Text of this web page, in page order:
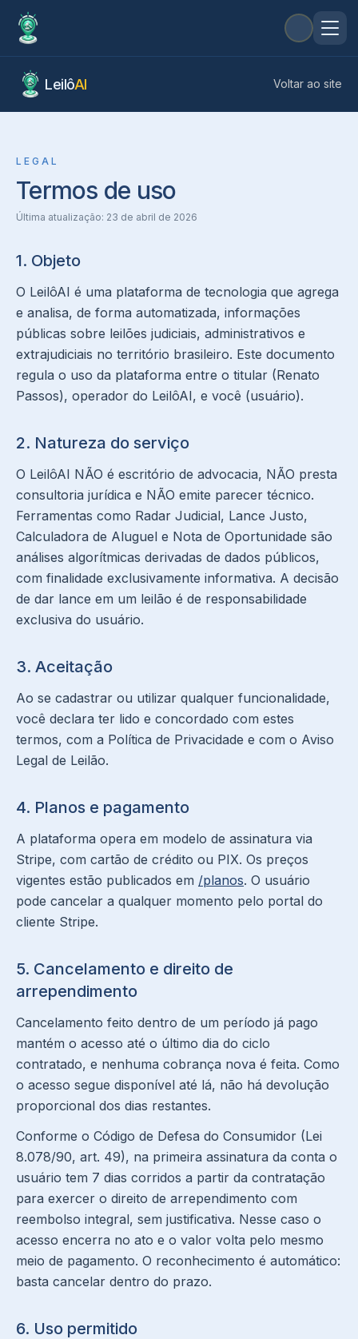
LeilôAI Voltar ao site
LEGAL
Termos de uso
Última atualização: 23 de abril de 2026
1. Objeto
O LeilôAI é uma plataforma de tecnologia que agrega
e analisa, de forma automatizada, informações
públicas sobre leilões judiciais, administrativos e
extrajudiciais no território brasileiro. Este documento
regula o uso da plataforma entre o titular (Renato
Passos), operador do LeilôAI, e você (usuário).
2. Natureza do serviço
O LeilôAI NÃO é escritório de advocacia, NÃO presta
consultoria jurídica e NÃO emite parecer técnico.
Ferramentas como Radar Judicial, Lance Justo,
Calculadora de Aluguel e Nota de Oportunidade são
análises algorítmicas derivadas de dados públicos,
com finalidade exclusivamente informativa. A decisão
de dar lance em um leilão é de responsabilidade
exclusiva do usuário.
3. Aceitação
Ao se cadastrar ou utilizar qualquer funcionalidade,
você declara ter lido e concordado com estes
termos, com a Política de Privacidade e com o Aviso
Legal de Leilão.
4. Planos e pagamento
A plataforma opera em modelo de assinatura via
Stripe, com cartão de crédito ou PIX. Os preços
vigentes estão publicados em /planos. O usuário
pode cancelar a qualquer momento pelo portal do
cliente Stripe.
5. Cancelamento e direito de
arrependimento
Cancelamento feito dentro de um período já pago
mantém o acesso até o último dia do ciclo
contratado, e nenhuma cobrança nova é feita. Como
o acesso segue disponível até lá, não há devolução
proporcional dos dias restantes.
Conforme o Código de Defesa do Consumidor (Lei
8.078/90, art. 49), na primeira assinatura da conta o
usuário tem 7 dias corridos a partir da contratação
para exercer o direito de arrependimento com
reembolso integral, sem justificativa. Nesse caso o
acesso encerra no ato e o valor volta pelo mesmo
meio de pagamento. O reconhecimento é automático:
basta cancelar dentro do prazo.
6. Uso permitido